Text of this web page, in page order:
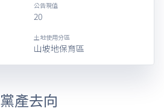
公告現值
20
土地使用分區
山坡地保育區
黨產去向